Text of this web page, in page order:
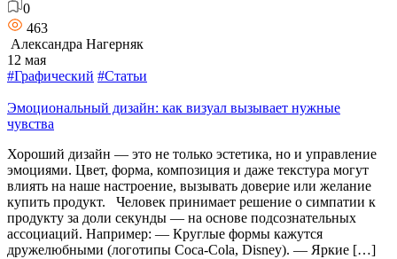
0
463
Александра Нагерняк
12 мая
#Графический #Статьи
Эмоциональный дизайн: как визуал вызывает нужные
чувства
Хороший дизайн — это не только эстетика, но и управление
эмоциями. Цвет, форма, композиция и даже текстура могут
влиять на наше настроение, вызывать доверие или желание
купить продукт. Человек принимает решение о симпатии к
продукту за доли секунды — на основе подсознательных
ассоциаций. Например: — Круглые формы кажутся
дружелюбными (логотипы Coca-Cola, Disney). — Яркие […]